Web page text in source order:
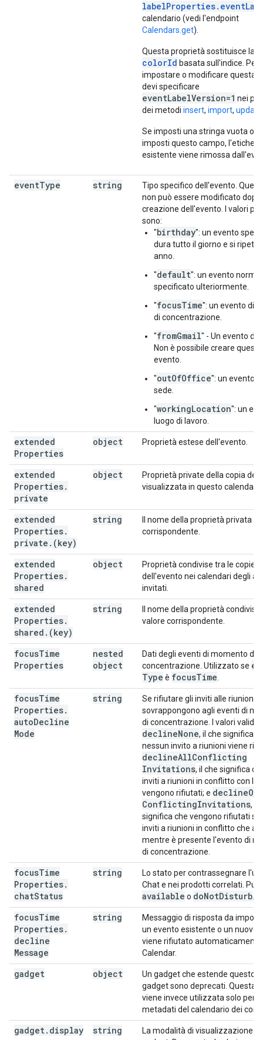
calendario (vedi l'endpoint
Calendars.get).
Questa proprietà sostituisce la
colorId basata sull'indice. Per
impostare o modificare questa
devi specificare
eventLabelVersion=1 nei
dei metodi insert, import, update
Se imposti una stringa vuota o
imposti questo campo,
esistente viene rimossa
eventType string
Tipo specifico dell'evento.
non può essere modificato dopo
creazione dell'evento. I valori
sono:
"birthday": un evento
dura tutto il giorno e si ripete
anno.
"default": un evento
specificato ulteriormente.
"focusTime": un evento di
di concentrazione.
"fromGmail" - Un evento da
Non è possibile creare
evento.
"outOfOffice": un evento
sede.
"workingLocation": un
luogo di lavoro.
extended
Properties
object Proprietà estese dell'evento.
extended
Properties.
private
object
Proprietà private della copia
visualizzata in questo
extended
Properties.
private . (key)
string
Il nome della proprietà privata e
corrispondente.
extended
Properties.
shared
object
Proprietà condivise tra le copie
dell'evento nei calendari degli
invitati.
extended
Properties.
shared . (key)
string
Il nome della proprietà condivisa
valore corrispondente.
focusTime
Properties
nested
object
Dati degli eventi di momento di
concentrazione. Utilizzato se
Type è focusTime
focusTime
Properties.
autoDecline
Mode
string
Se rifiutare gli inviti alle riunioni
sovrappongono agli eventi di
di concentrazione. I valori validi
declineNone, il che significa
nessun invito a riunioni viene
declineAllConflicting
Invitations, il che significa
inviti a riunioni in conflitto con
vengono rifiutati; e decline
ConflictingInvitations, il
significa che vengono rifiutati
inviti a riunioni in conflitto che
mentre è presente l'evento di
di concentrazione.
focusTime
Properties.
chatStatus
string
Lo stato per contrassegnare
Chat e nei prodotti correlati. Può
available o doNotDisturb
focusTime
Properties.
decline
Message
string
Messaggio di risposta da
un evento esistente o un nuovo
viene rifiutato
Calendar.
gadget object
Un gadget che estende questo
gadget sono deprecati. Questa
viene invece utilizzata solo per
metadati del calendario dei
gadget. display string
La modalità di visualizzazione